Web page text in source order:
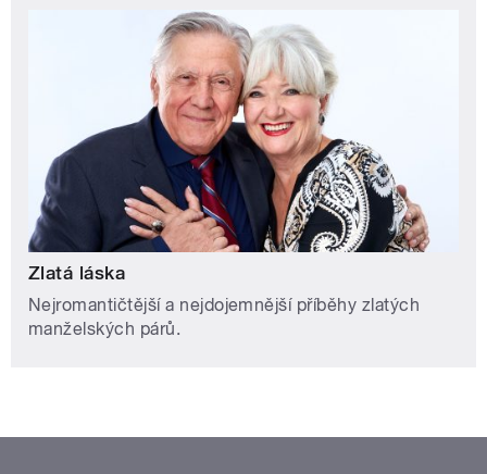
Zlatá láska
Nejromantičtější a nejdojemnější příběhy zlatých
manželských párů.